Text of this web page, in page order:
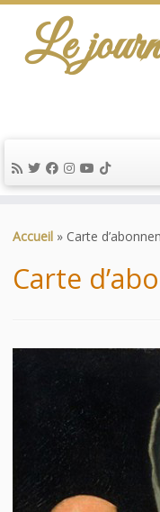
au
Le
Accueil » Carte
Carte